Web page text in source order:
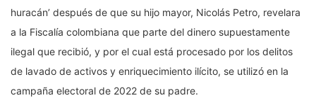
huracán’ después de que su hijo mayor, Nicolás Petro, revelara
a la Fiscalía colombiana que parte del dinero supuestamente
ilegal que recibió, y por el cual está procesado por los delitos
de lavado de activos y enriquecimiento ilícito, se utilizó en la
campaña electoral de 2022 de su padre.